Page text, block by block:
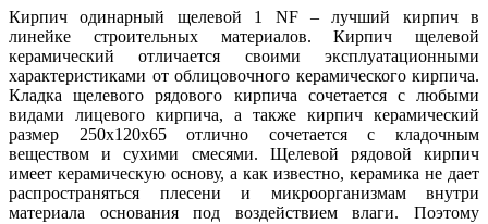
Кирпич одинарный щелевой 1 NF – лучший кирпич в
линейке строительных материалов. Кирпич щелевой
керамический отличается своими эксплуатационными
характеристиками от облицовочного керамического кирпича.
Кладка щелевого рядового кирпича сочетается с любыми
видами лицевого кирпича, а также кирпич керамический
размер 250х120х65 отлично сочетается с кладочным
веществом и сухими смесями. Щелевой рядовой кирпич
имеет керамическую основу, а как известно, керамика не дает
распространяться плесени и микроорганизмам внутри
материала основания под воздействием влаги. Поэтому